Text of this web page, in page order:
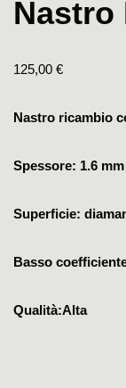
Nastro
125,00 €
Nastro ricambio
Spessore: 1.6 mm
Superficie:
Basso
Qualità:Alta